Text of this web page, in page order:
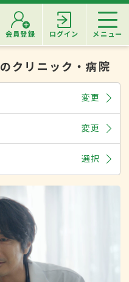
会員登録 ログイン メニュー
のクリニック・病院
変更
変更
選択